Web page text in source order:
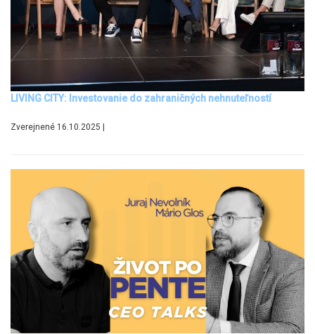
LIVING CITY: Investovanie do zahraničných nehnuteľností
Zverejnené 16.10.2025 |